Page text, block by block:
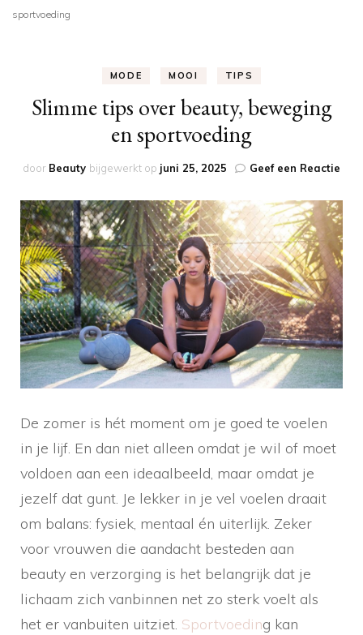
sportvoeding
MODE MOOI TIPS
Slimme tips over beauty, beweging
en sportvoeding
door Beauty bijgewerkt op juni 25, 2025 Geef een Reactie
tips
over
en
De zomer is hét moment om je goed te voelen
in je lijf. En dan niet alleen omdat je wil of moet
voldoen aan een ideaalbeeld, maar omdat je
jezelf dat gunt. Je lekker in je vel voelen draait
om balans: fysiek, mentaal én uiterlijk. Zeker
voor vrouwen die aandacht besteden aan
beauty en verzorging is het belangrijk dat je
lichaam zich vanbinnen net zo sterk voelt als
het er vanbuiten uitziet. Sportvoeding kan